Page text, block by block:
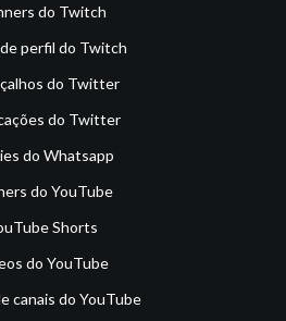
do Twitch
perfil do Twitch
do Twitter
do Twitter
do Whatsapp
do YouTube
Shorts
do YouTube
canais do YouTube